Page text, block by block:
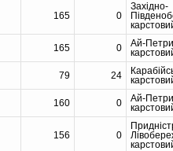
165 0
Західно-
165 0
Ай-
79 24
160 0
Ай-
156 0